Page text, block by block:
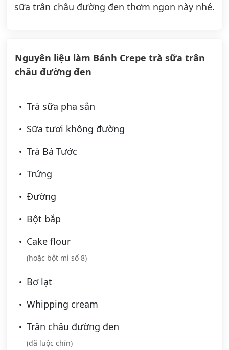
sữa trân châu đường đen thơm ngon này nhé.
Nguyên liệu làm Bánh Crepe trà sữa trân
châu đường đen
Trà sữa pha sắn
Sữa tươi không đường
Trà Bá Tước
Trứng
Đường
Bột bắp
Cake flour
(hoặc bột mì số 8)
Bơ lạt
Whipping cream
Trân châu đường đen
(đã luộc chín)